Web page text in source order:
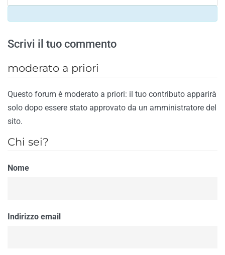
Scrivi il tuo commento
moderato a priori
Questo forum è moderato a priori: il tuo contributo apparirà
solo dopo essere stato approvato da un amministratore del
sito.
Chi sei?
Nome
Indirizzo email